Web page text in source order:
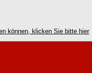
können, klicken Sie bitte hier